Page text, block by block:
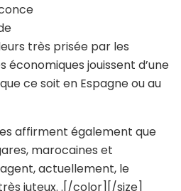
très prisée par les
économiques jouissent d’une
ce soit en Espagne ou au
affirment également que
marocaines et
actuellement, le
juteux. .[/color][/size]